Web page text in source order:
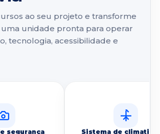
ao seu projeto e transforme
unidade pronta para operar
tecnologia, acessibilidade e
segurança Sistema de